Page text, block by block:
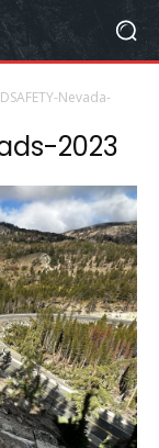
Nevada-
2023